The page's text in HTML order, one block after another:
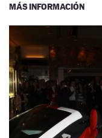
MÁS INFORMACIÓN